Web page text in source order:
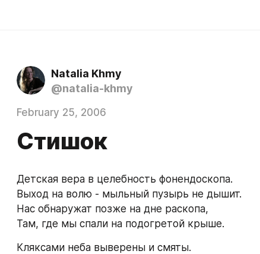
Natalia Khmy
@natalia-khmy
February 25, 2006
Стишок
Детская вера в целебность фонендоскопа.
Выход на волю - мыльный пузырь не дышит.
Нас обнаружат позже на дне раскопа,
Там, где мы спали на подогретой крыше.
Кляксами неба выверены и смяты.